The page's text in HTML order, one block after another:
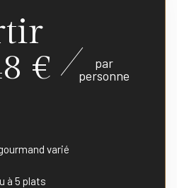
€
par
personne
varié
à 5 plats